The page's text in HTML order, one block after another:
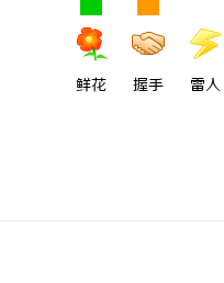
鲜花 握手 雷人